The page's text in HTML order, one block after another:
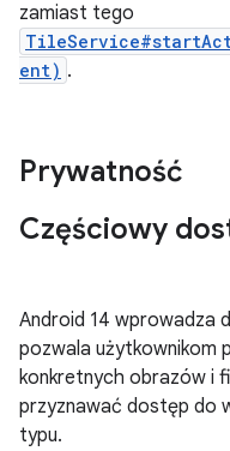
zamiast tego
ent) .
Prywatność
Częściowy
Android 14 wprowadza
pozwala użytkownikom
konkretnych obrazów i
przyznawać dostęp do
typu.